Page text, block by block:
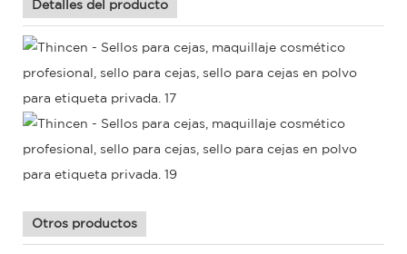
Detalles del producto
Otros productos